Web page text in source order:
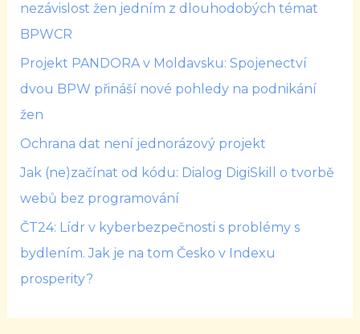
nezávislost žen jedním z dlouhodobých témat
BPWCR
Projekt PANDORA v Moldavsku: Spojenectví
dvou BPW přináší nové pohledy na podnikání
žen
Ochrana dat není jednorázový projekt
Jak (ne)začínat od kódu: Dialog DigiSkill o tvorbě
webů bez programování
ČT24: Lídr v kyberbezpečnosti s problémy s
bydlením. Jak je na tom Česko v Indexu
prosperity?